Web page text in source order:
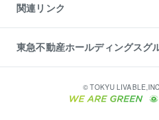
金融商品取引について
東急リバブル ソーシャルメディアポリ
ご意見・お問い合わせ（金融商品取
ダイレクトメール（郵送物）・Eメー
関連リンク
これからご結婚される方に東急百貨店
人材サービスのご用命は 東急リバブ
東北の逸品を贈ります 東北すぐれも
東急不動産ホールディングスグ
東急コミュニティー
東急住宅リース
© TOKYU